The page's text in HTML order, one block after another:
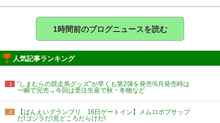
1時間前のブログニュースを読む
人気記事ランキング
1
“しまむらの競走馬グッズ”が早くも第2弾を発売!6月発売時は
一瞬で完売→今回は受注生産で秋・冬物など
2
【ばんえいグランプリ 16日ゲートイン】メムロボブサップ
だ!ゴジラだ!見どころだらけだ!